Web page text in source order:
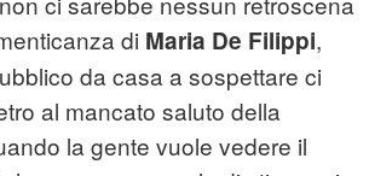
di Maria De Filippi,
da casa a sospettare ci
al mancato saluto della
la gente vuole vedere il